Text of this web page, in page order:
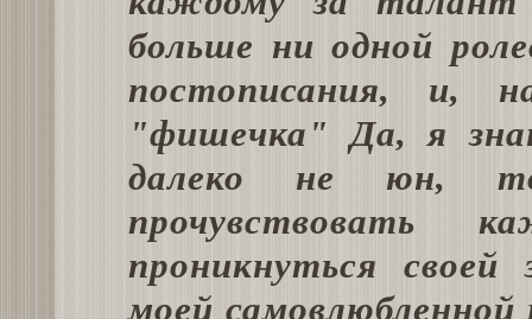
больше ни одной
постописания, и,
"фишечка" Да, я
далеко не юн,
проникнуться
моей